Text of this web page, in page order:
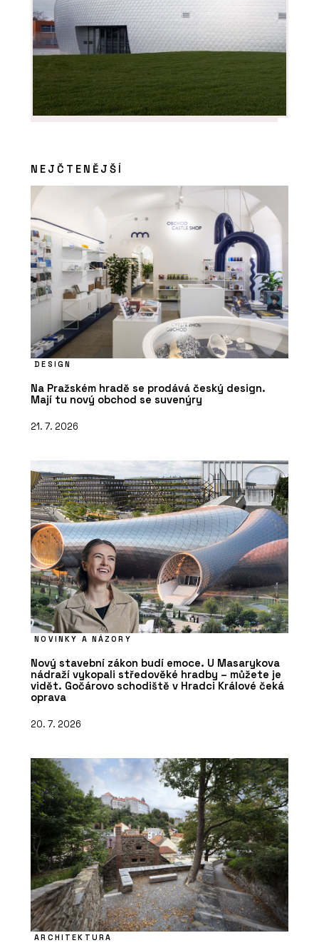
Dorsis s.r.o.
NEJČTENĚJŠÍ
DESIGN
Na Pražském hradě se prodává český design.
Mají tu nový obchod se suvenýry
21. 7. 2026
NOVINKY A NÁZORY
Nový stavební zákon budí emoce. U Masarykova
nádraží vykopali středověké hradby – můžete je
vidět. Gočárovo schodiště v Hradci Králové čeká
oprava
20. 7. 2026
ARCHITEKTURA